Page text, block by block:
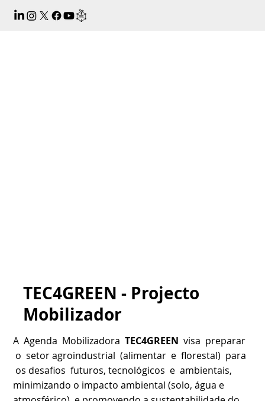
A Agenda MobilizadoraTEC4GREEN visa preparar
o setor agroindustrial (alimentar e florestal) para
os desafios futuros, tecnológicos e ambientais,
minimizando o impacto ambiental (solo, água e
TEC4GREEN - Projecto
Mobilizador